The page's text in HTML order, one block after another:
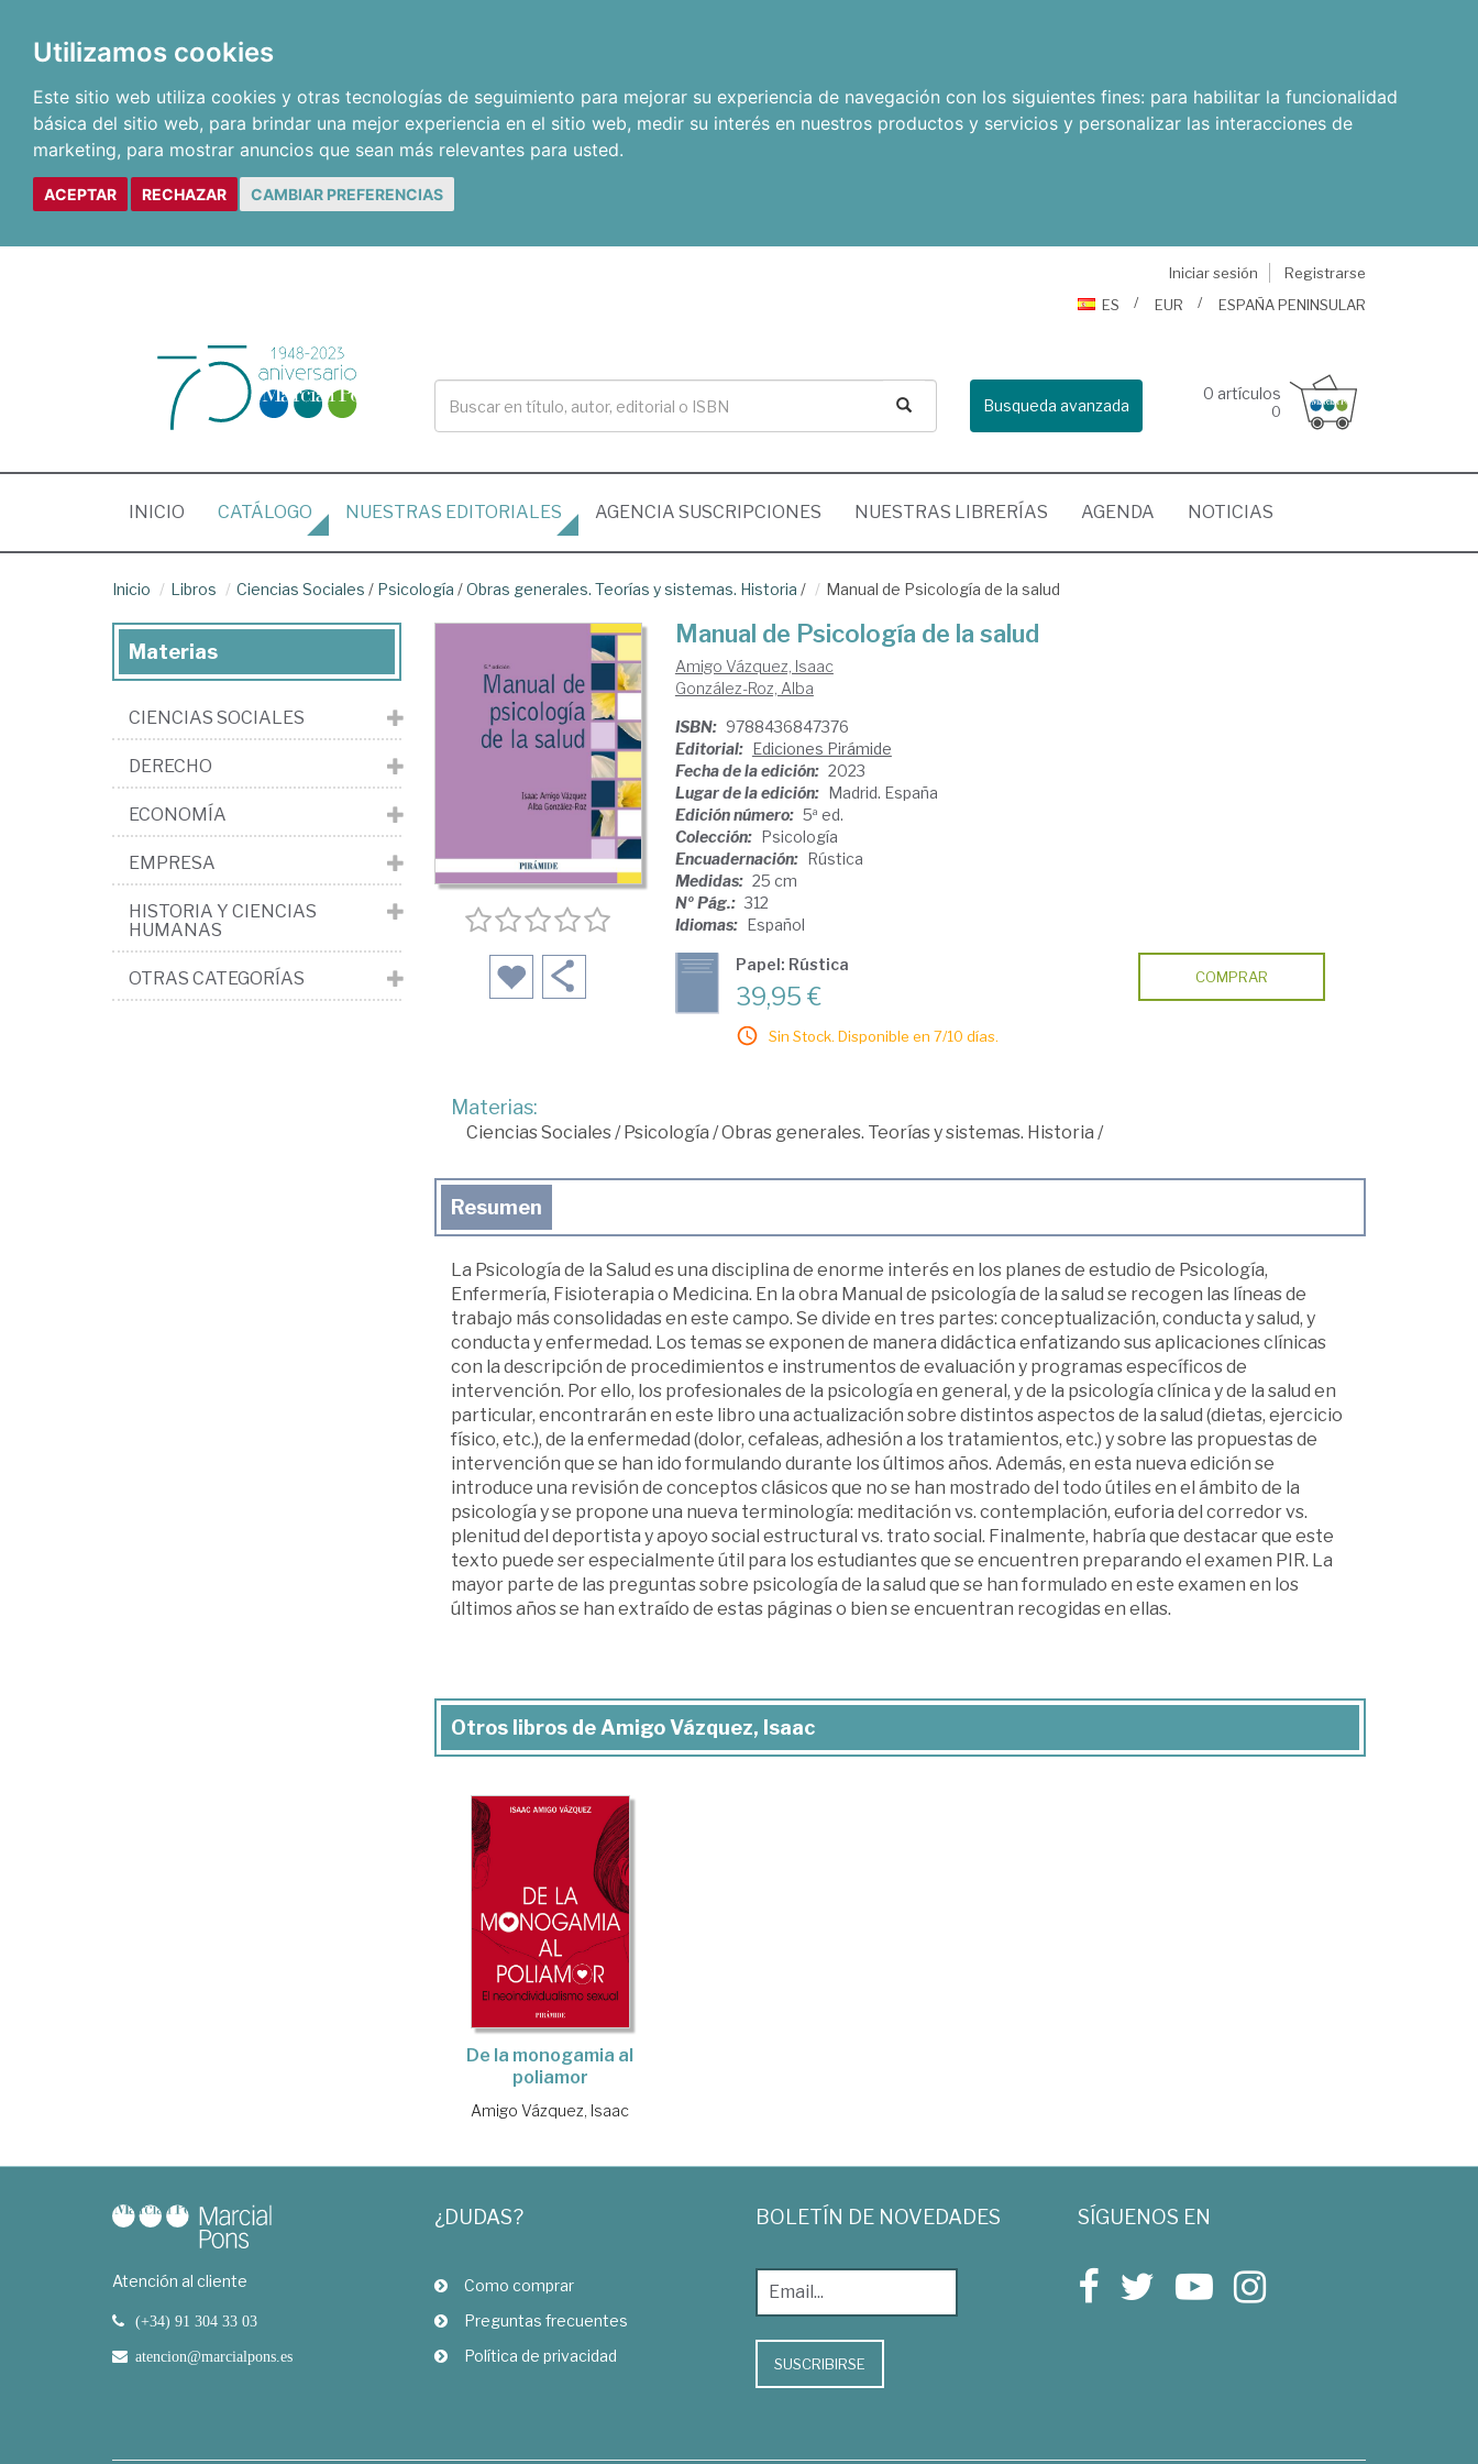
Utilizamos cookies
Este sitio web utiliza cookies y otras tecnologías de seguimiento para mejorar su experiencia de navegación con los siguientes fines: para habilitar la funcionalidad
básica del sitio web, para brindar una mejor experiencia en el sitio web, medir su interés en nuestros productos y servicios y personalizar las interacciones de
marketing, para mostrar anuncios que sean más relevantes para usted.
ACEPTAR RECHAZAR CAMBIAR PREFERENCIAS
Iniciar sesión
Registrarse
ES
EUR ESPAÑA PENINSULAR
Busqueda avanzada
0 artículos
0
INICIO (CURRENT)
CATÁLOGO NUESTRAS EDITORIALES AGENCIA SUSCRIPCIONES NUESTRAS LIBRERÍAS AGENDA NOTICIAS
Inicio Libros Ciencias Sociales / Psicología /Obras generales. Teorías y sistemas. Historia / Manual de Psicología de la salud
Manual de Psicología de la salud
Amigo Vázquez, Isaac
González-Roz, Alba
ISBN: 9788436847376
Editorial: Ediciones Pirámide
Fecha de la edición: 2023
Lugar de la edición: Madrid. España
Edición número: 5ª ed.
Colección: Psicología
Encuadernación: Rústica
Medidas: 25 cm
Nº Pág.: 312
Idiomas: Español
Papel: Rústica
39,95 €
Sin Stock. Disponible en 7/10 días.
COMPRAR
Materias:
Ciencias Sociales/Psicología /Obras generales. Teorías y sistemas. Historia /
Resumen
La Psicología de la Salud es una disciplina de enorme interés en los planes de estudio de Psicología,
Enfermería, Fisioterapia o Medicina. En la obra Manual de psicología de la salud se recogen las líneas de
trabajo más consolidadas en este campo. Se divide en tres partes: conceptualización, conducta y salud, y
conducta y enfermedad. Los temas se exponen de manera didáctica enfatizando sus aplicaciones clínicas
con la descripción de procedimientos e instrumentos de evaluación y programas específicos de
intervención. Por ello, los profesionales de la psicología en general, y de la psicología clínica y de la salud en
particular, encontrarán en este libro una actualización sobre distintos aspectos de la salud (dietas, ejercicio
físico, etc.), de la enfermedad (dolor, cefaleas, adhesión a los tratamientos, etc.) y sobre las propuestas de
intervención que se han ido formulando durante los últimos años. Además, en esta nueva edición se
introduce una revisión de conceptos clásicos que no se han mostrado del todo útiles en el ámbito de la
psicología y se propone una nueva terminología: meditación vs. contemplación, euforia del corredor vs.
plenitud del deportista y apoyo social estructural vs. trato social. Finalmente, habría que destacar que este
texto puede ser especialmente útil para los estudiantes que se encuentren preparando el examen PIR. La
mayor parte de las preguntas sobre psicología de la salud que se han formulado en este examen en los
últimos años se han extraído de estas páginas o bien se encuentran recogidas en ellas.
Otros libros de Amigo Vázquez, Isaac
De la monogamia al
poliamor
Amigo Vázquez, Isaac
Materias
CIENCIAS SOCIALES
DERECHO
ECONOMÍA
EMPRESA
HISTORIA Y CIENCIAS
HUMANAS
OTRAS CATEGORÍAS
Atención al cliente
(+34) 91 304 33 03
atencion@marcialpons.es
¿DUDAS?
Como comprar
Preguntas frecuentes
Política de privacidad
BOLETÍN DE NOVEDADES
SUSCRIBIRSE
SÍGUENOS EN